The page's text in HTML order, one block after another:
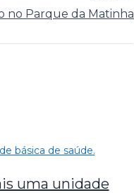
no Parque da Matinha
uma unidade